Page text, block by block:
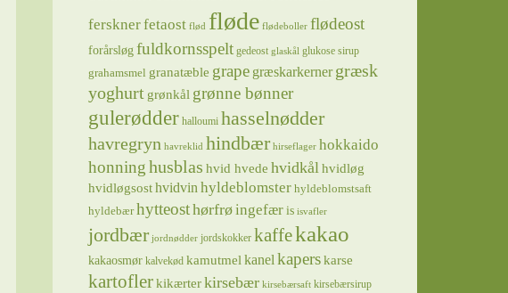
fersknerfetaost flød fløde flødeboller flødeost
forårsløg fuldkornsspelt gedeost glaskål glukose sirup
grahamsmel granatæble grape græskarkerner græsk
yoghurt grønkål grønne bønner
gulerødder halloumi hasselnødder
havregryn havreklid hindbær hirseflager hokkaido
honninghusblas hvid hvede hvidkål hvidløg
hvidløgsost hvidvin hyldeblomster hyldeblomstsaft
hyldebær hytteosthørfrøingefær is isvafler
jordbær jordnødder jordskokker kaffekakao
kakaosmør kalvekød kamutmel kanelkapers karse
kartofler kikærter kirsebær kirsebærsaft kirsebærsirup